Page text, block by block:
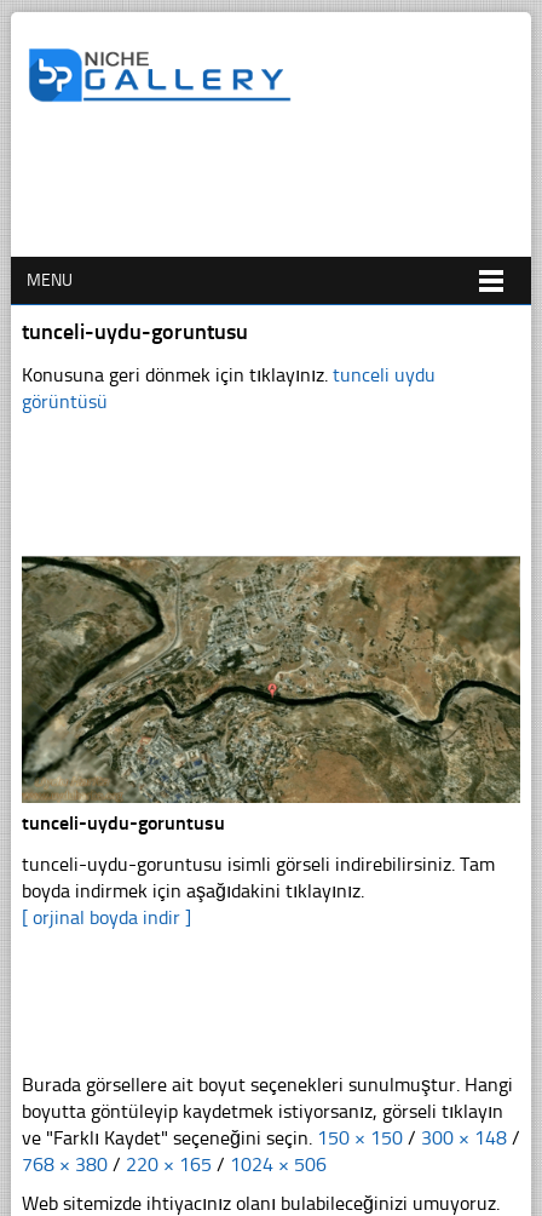
MENU
tunceli-uydu-goruntusu
Konusuna geri dönmek için tıklayınız. tunceli uydu
görüntüsü
tunceli-uydu-goruntusu
tunceli-uydu-goruntusu isimli görseli indirebilirsiniz. Tam
boyda indirmek için aşağıdakini tıklayınız.
[ orjinal boyda indir ]
Burada görsellere ait boyut seçenekleri sunulmuştur. Hangi
boyutta göntüleyip kaydetmek istiyorsanız, görseli tıklayın
ve "Farklı Kaydet" seçeneğini seçin. 150 × 150 / 300 × 148 /
768 × 380 / 220 × 165 / 1024 × 506
Web sitemizde ihtiyacınız olanı bulabileceğinizi umuyoruz.